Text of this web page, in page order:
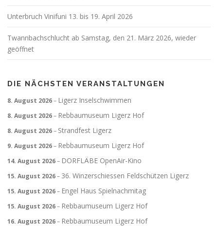
Unterbruch Vinifuni 13. bis 19. April 2026
Twannbachschlucht ab Samstag, den 21. März 2026, wieder
geöffnet
DIE NÄCHSTEN VERANSTALTUNGEN
8. August 2026– Ligerz Inselschwimmen
8. August 2026– Rebbaumuseum Ligerz Hof
8. August 2026– Strandfest Ligerz
9. August 2026– Rebbaumuseum Ligerz Hof
14. August 2026– DORFLÄBE OpenAir-Kino
15. August 2026– 36. Winzerschiessen Feldschützen Ligerz
15. August 2026– Engel Haus Spielnachmitag
15. August 2026– Rebbaumuseum Ligerz Hof
16. August 2026– Rebbaumuseum Ligerz Hof